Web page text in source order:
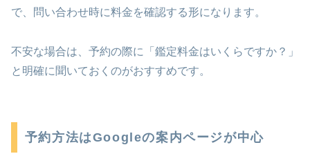
で、問い合わせ時に料金を確認する形になります。
不安な場合は、予約の際に「鑑定料金はいくらですか？」
と明確に聞いておくのがおすすめです。
予約方法はGoogleの案内ページが中心